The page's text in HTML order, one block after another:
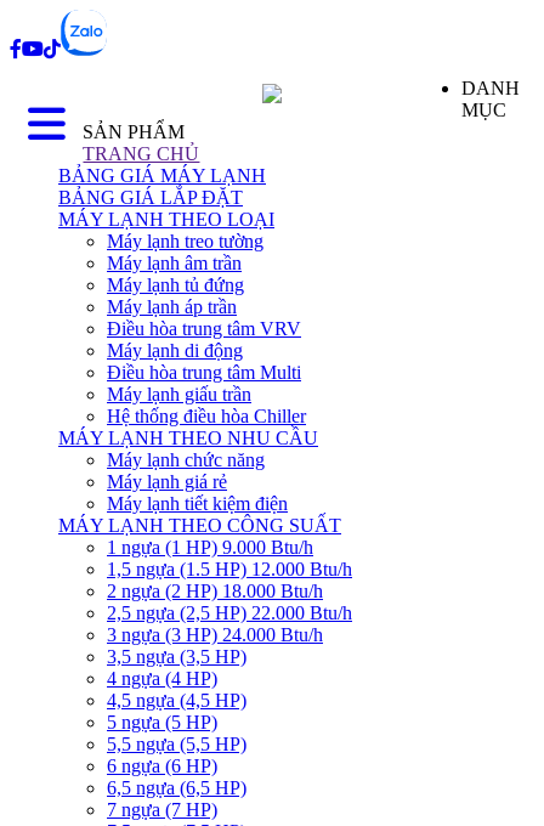
DANH
MỤC
SẢN PHẨM
TRANG CHỦ
BẢNG GIÁ MÁY LẠNH
BẢNG GIÁ LẮP ĐẶT
MÁY LẠNH THEO LOẠI
Máy lạnh treo tường
Máy lạnh âm trần
Máy lạnh tủ đứng
Máy lạnh áp trần
Điều hòa trung tâm VRV
Máy lạnh di động
Điều hòa trung tâm Multi
Máy lạnh giấu trần
Hệ thống điều hòa Chiller
MÁY LẠNH THEO NHU CẦU
Máy lạnh chức năng
Máy lạnh giá rẻ
Máy lạnh tiết kiệm điện
MÁY LẠNH THEO CÔNG SUẤT
1 ngựa (1 HP) 9.000 Btu/h
1,5 ngựa (1.5 HP) 12.000 Btu/h
2 ngựa (2 HP) 18.000 Btu/h
2,5 ngựa (2,5 HP) 22.000 Btu/h
3 ngựa (3 HP) 24.000 Btu/h
3,5 ngựa (3,5 HP)
4 ngựa (4 HP)
4,5 ngựa (4,5 HP)
5 ngựa (5 HP)
5,5 ngựa (5,5 HP)
6 ngựa (6 HP)
6,5 ngựa (6,5 HP)
7 ngựa (7 HP)